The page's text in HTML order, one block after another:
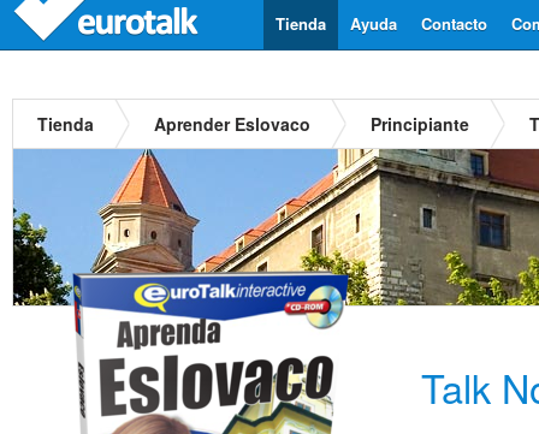
Contacto
Ayuda
Tienda
Tienda Aprender Eslovaco Principiante
Talk